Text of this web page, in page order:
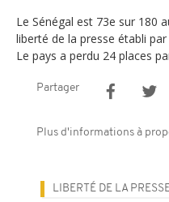
Le Sénégal est 73e sur 180
liberté de la presse établi
Le pays a perdu 24 places
Partager
Plus d'informations à
LIBERTÉ DE LA